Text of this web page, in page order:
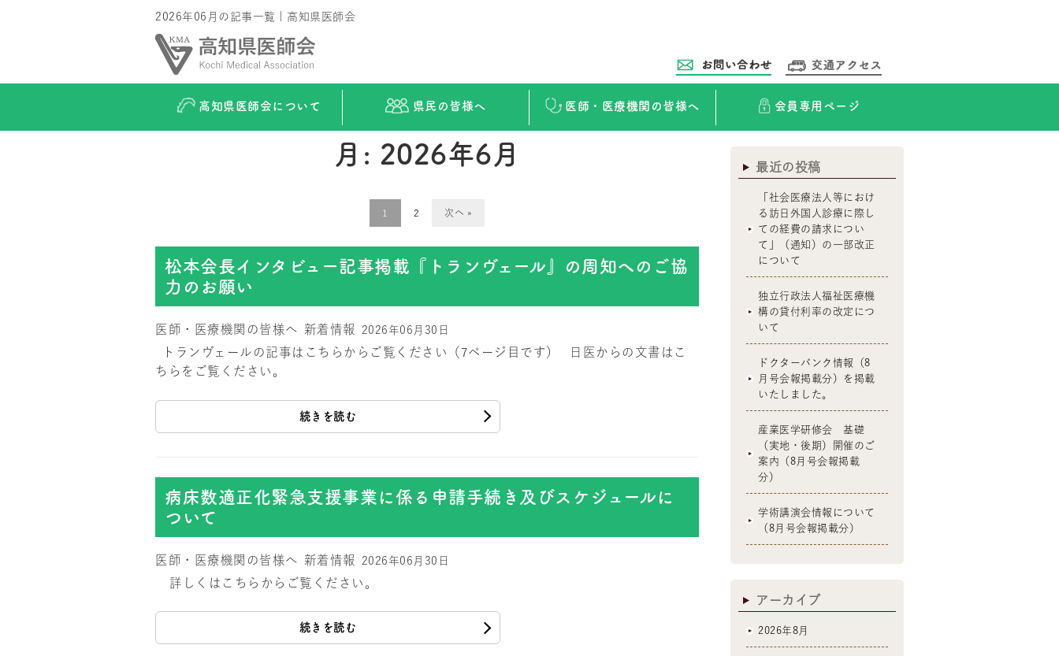
2026年06月の記事一覧 | 高知県医師会
高知県医師会について 県民の皆様へ 医師・医療機関の皆様へ 会員専用ページ
月: 2026年6月
1 2 次へ »
松本会長インタビュー記事掲載『トランヴェール』の周知へのご協
力のお願い
医師・医療機関の皆様へ 新着情報 2026年06月30日
トランヴェールの記事はこちらからご覧ください（7ページ目です） 日医からの文書はこ
ちらをご覧ください。
続きを読む
病床数適正化緊急支援事業に係る申請手続き及びスケジュールに
ついて
医師・医療機関の皆様へ 新着情報 2026年06月30日
詳しくはこちらからご覧ください。
続きを読む
最近の投稿
「社会医療法人等におけ
る訪日外国人診療に際し
ての経費の請求につい
て」（通知）の一部改正
について
独立行政法人福祉医療機
構の貸付利率の改定につ
いて
ドクターバンク情報（8
月号会報掲載分）を掲載
いたしました。
産業医学研修会 基礎
（実地・後期）開催のご
案内（8月号会報掲載
分）
学術講演会情報について
（8月号会報掲載分）
アーカイブ
2026年8月